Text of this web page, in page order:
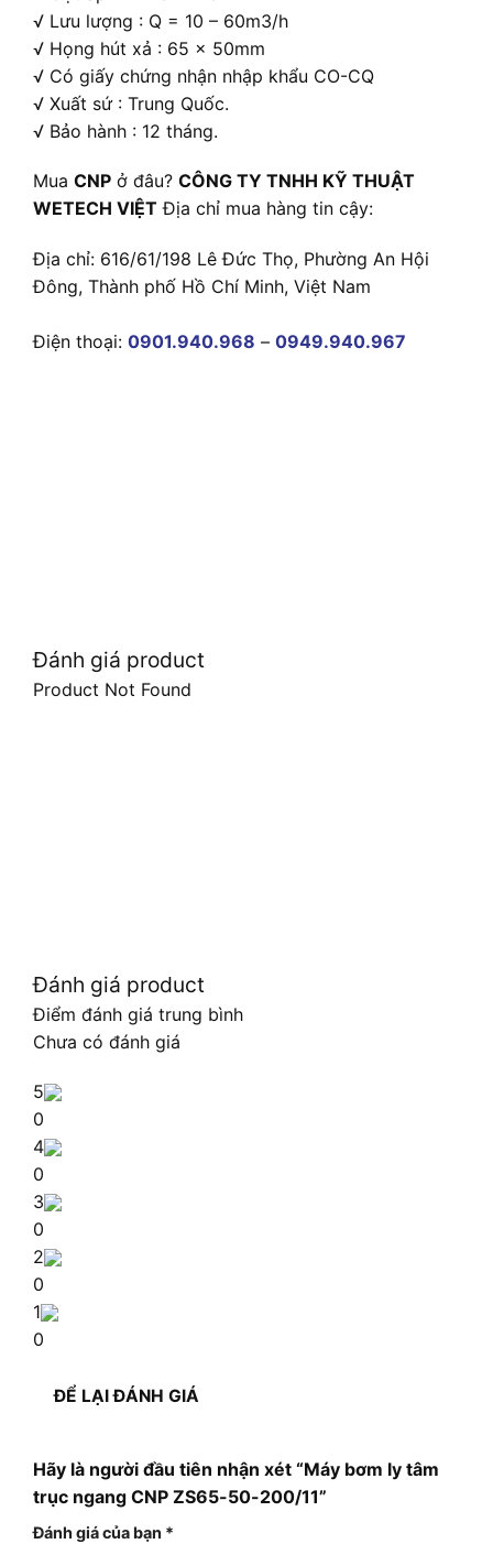
√ Lưu lượng : Q = 10 – 60m3/h
√ Họng hút xả : 65 x 50mm
√ Có giấy chứng nhận nhập khẩu CO-CQ
√ Xuất sứ : Trung Quốc.
√ Bảo hành : 12 tháng.
Mua CNP ở đâu? CÔNG TY TNHH KỸ THUẬT
WETECH VIỆT Địa chỉ mua hàng tin cậy:
Địa chỉ: 616/61/198 Lê Đức Thọ, Phường An Hội
Đông, Thành phố Hồ Chí Minh, Việt Nam
Điện thoại: 0901.940.968 – 0949.940.967
Đánh giá product
Product Not Found
Đánh giá product
Điểm đánh giá trung bình
Chưa có đánh giá
5
0
4
0
3
0
2
0
1
0
ĐỂ LẠI ĐÁNH GIÁ
Hãy là người đầu tiên nhận xét “Máy bơm ly tâm
trục ngang CNP ZS65-50-200/11”
Đánh giá của bạn *